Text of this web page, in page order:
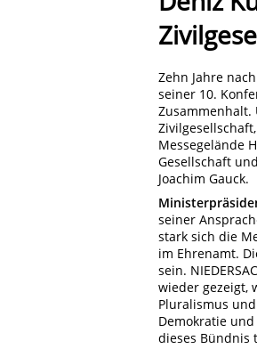
Zehn Jahre
seiner 10.
Zusammenhalt.
Messegelände
Gesellschaft
Joachim Gauck.
seiner
stark sich die
im Ehrenamt.
sein.
wieder gezeigt,
Pluralismus
Demokratie
dieses Bündnis